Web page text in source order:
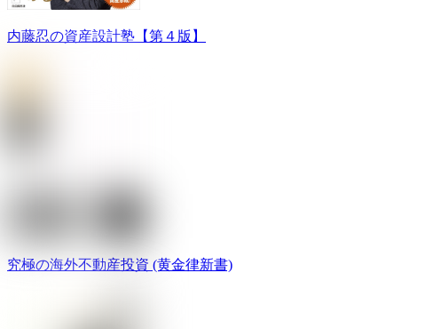
内藤忍の資産設計塾【第４版】
究極の海外不動産投資 (黄金律新書)